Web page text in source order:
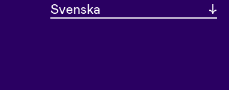
Svenska